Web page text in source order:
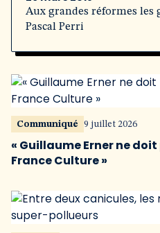
Aux grandes réformes les
Pascal Perri
Communiqué 9 juillet 2026
« Guillaume Erner ne
France Culture »